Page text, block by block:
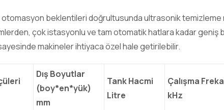
beklentileri doğrultusunda ultrasonik temizleme
çok istasyonlu ve tam otomatik hatlara kadar geniş
makineler ihtiyaca özel hale getirilebilir.
Dış Boyutlar
(boy*en*yük)
mm
Tank Hacmi
Litre
Çalışma
kHz